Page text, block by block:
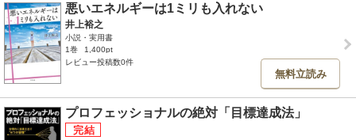
悪いエネルギーは1ミリも入れない
井上裕之
小説・実用書
1巻
1,400pt
レビュー投稿数0件
無料立読み
プロフェッショナルの絶対「目標達成法」